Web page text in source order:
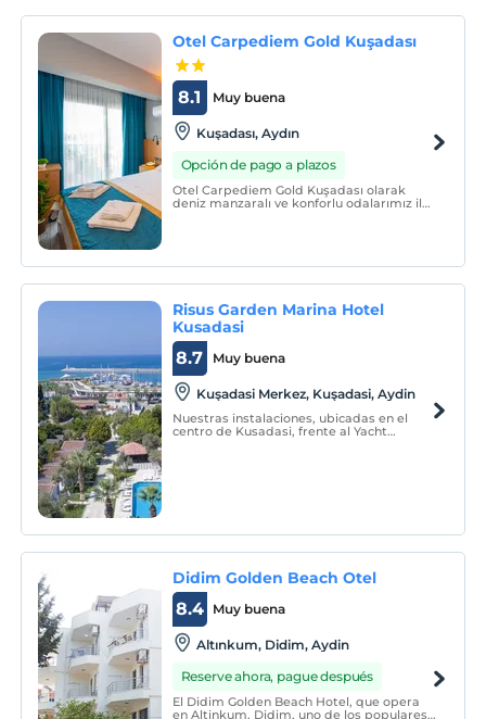
Otel Carpediem Gold Kuşadası
Muy buena
8.1
Kuşadası, Aydın
Opción de pago a plazos
Otel Carpediem Gold Kuşadası olarak
deniz manzaralı ve konforlu odalarımız ile
Risus Garden Marina Hotel
Kusadasi
Muy buena
8.7
Kuşadasi Merkez, Kuşadasi, Aydin
Nuestras instalaciones, ubicadas en el
centro de Kusadasi, frente al Yacht
Didim Golden Beach Otel
Muy buena
8.4
Altınkum, Didim, Aydin
Reserve ahora, pague después
El Didim Golden Beach Hotel, que opera
en Altinkum, Didim, uno de los populares